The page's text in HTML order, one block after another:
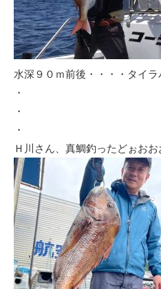
水深９０ｍ前後・・・・タイラ
・
・
・
Ｈ川さん、真鯛釣ったどぉお